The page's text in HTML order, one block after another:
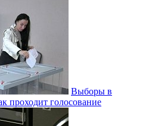
Выборы в
проходит голосование